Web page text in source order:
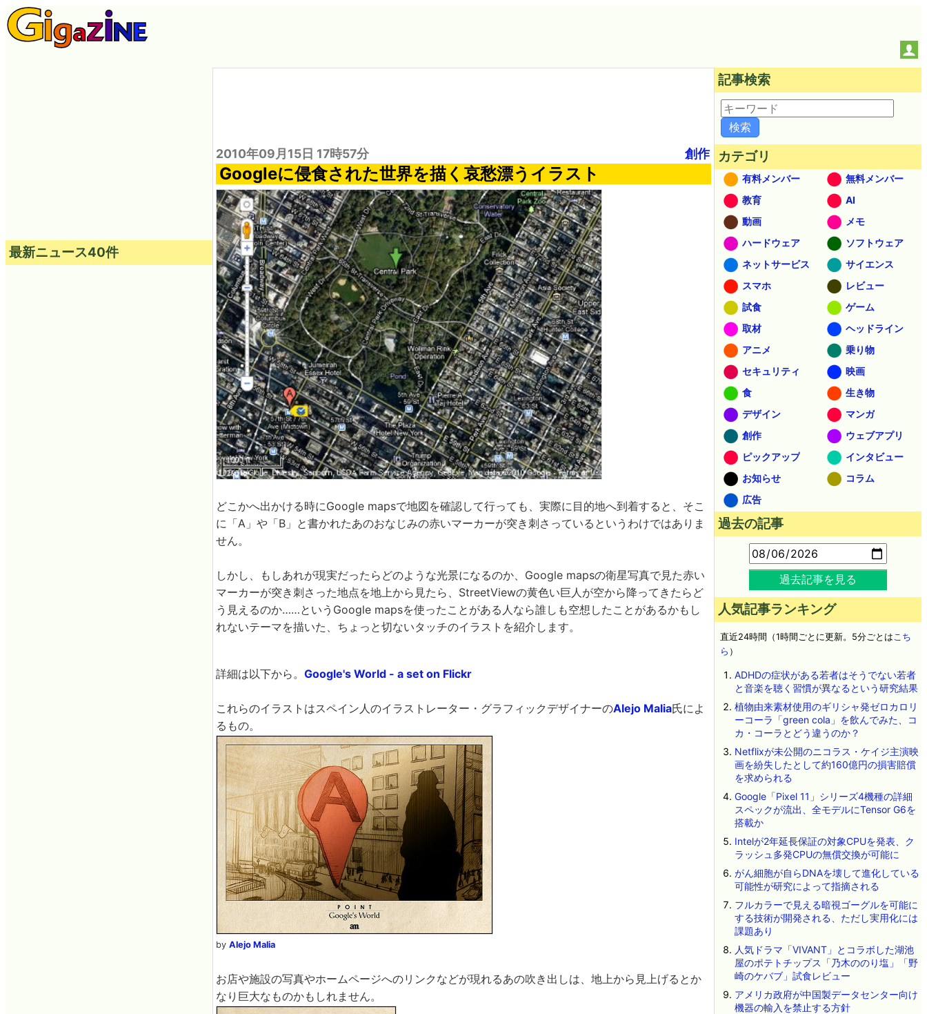
2010年09月15日 17時57分 創作
Googleに侵食された世界を描く哀愁漂うイラスト
どこかへ出かける時にGoogle mapsで地図を確認して行っても、実際に目的地へ到着すると、そこ
に「A」や「B」と書かれたあのおなじみの赤いマーカーが突き刺さっているというわけではありま
せん。
しかし、もしあれが現実だったらどのような光景になるのか、Google mapsの衛星写真で見た赤い
マーカーが突き刺さった地点を地上から見たら、StreetViewの黄色い巨人が空から降ってきたらど
う見えるのか……というGoogle mapsを使ったことがある人なら誰しも空想したことがあるかもし
れないテーマを描いた、ちょっと切ないタッチのイラストを紹介します。
詳細は以下から。 Google's World - a set on Flickr
これらのイラストはスペイン人のイラストレーター・グラフィックデザイナーのAlejo Malia氏によ
るもの。
by Alejo Malia
お店や施設の写真やホームページへのリンクなどが現れるあの吹き出しは、地上から見上げるとか
なり巨大なものかもしれません。
最新ニュース40件
記事検索
カテゴリ
有料メンバー
無料メンバー
教育
AI
動画
メモ
ハードウェア
ソフトウェア
ネットサービス
サイエンス
スマホ
レビュー
試食
ゲーム
取材
ヘッドライン
アニメ
乗り物
セキュリティ
映画
食
生き物
デザイン
マンガ
創作
ウェブアプリ
ピックアップ
インタビュー
お知らせ
コラム
広告
過去の記事
過去記事を見る
人気記事ランキング
直近24時間（1時間ごとに更新。5分ごとはこち
ら ）
ADHDの症状がある若者はそうでない若者
と音楽を聴く習慣が異なるという研究結果
植物由来素材使用のギリシャ発ゼロカロリ
ーコーラ「green cola」を飲んでみた、コ
カ・コーラとどう違うのか？
Netflixが未公開のニコラス・ケイジ主演映
画を紛失したとして約160億円の損害賠償
を求められる
Google「Pixel 11」シリーズ4機種の詳細
スペックが流出、全モデルにTensor G6を
搭載か
Intelが2年延長保証の対象CPUを発表、ク
ラッシュ多発CPUの無償交換が可能に
がん細胞が自らDNAを壊して進化している
可能性が研究によって指摘される
フルカラーで見える暗視ゴーグルを可能に
する技術が開発される、ただし実用化には
課題あり
人気ドラマ「VIVANT」とコラボした湖池
屋のポテトチップス「乃木ののり塩」「野
崎のケバブ」試食レビュー
アメリカ政府が中国製データセンター向け
機器の輸入を禁止する方針